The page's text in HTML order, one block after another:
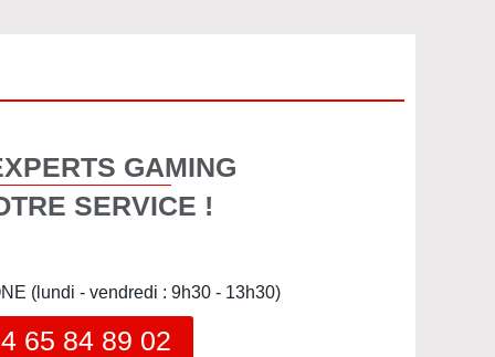
GAMING
SERVICE !
(lundi - vendredi : 9h30 - 13h30)
65 84 89 02